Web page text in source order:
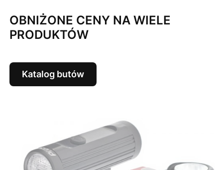
OBNIŻONE CENY NA WIELE
PRODUKTÓW
Katalog butów